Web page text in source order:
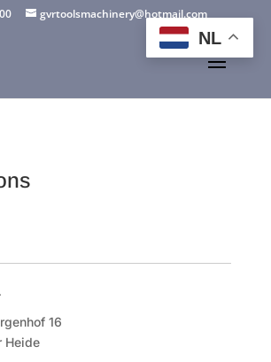
gvrtoolsmachinery@hotmail.com
16
Heide
NL